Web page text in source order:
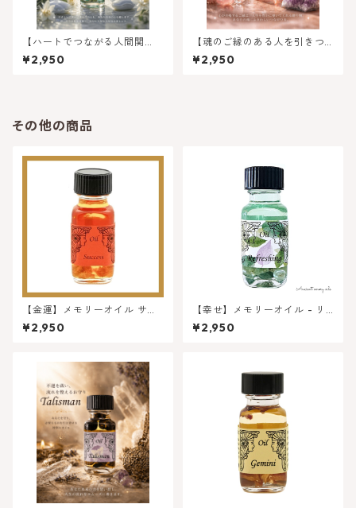
【ハートでつながる人間関
係】ソフトワーズ（やさしい
言葉)
¥2,950
【魂のご縁のある人を引きつ
ける】キンドレッドスピリッ
ト（魂のご縁）
¥2,950
その他の商品
【金運】メモリーオイル サク
セス ( 成功 ) ★ロングセラー
大人気オイル
¥2,950
【幸せ】メモリーオイル - リ
フレッシュ
¥2,950